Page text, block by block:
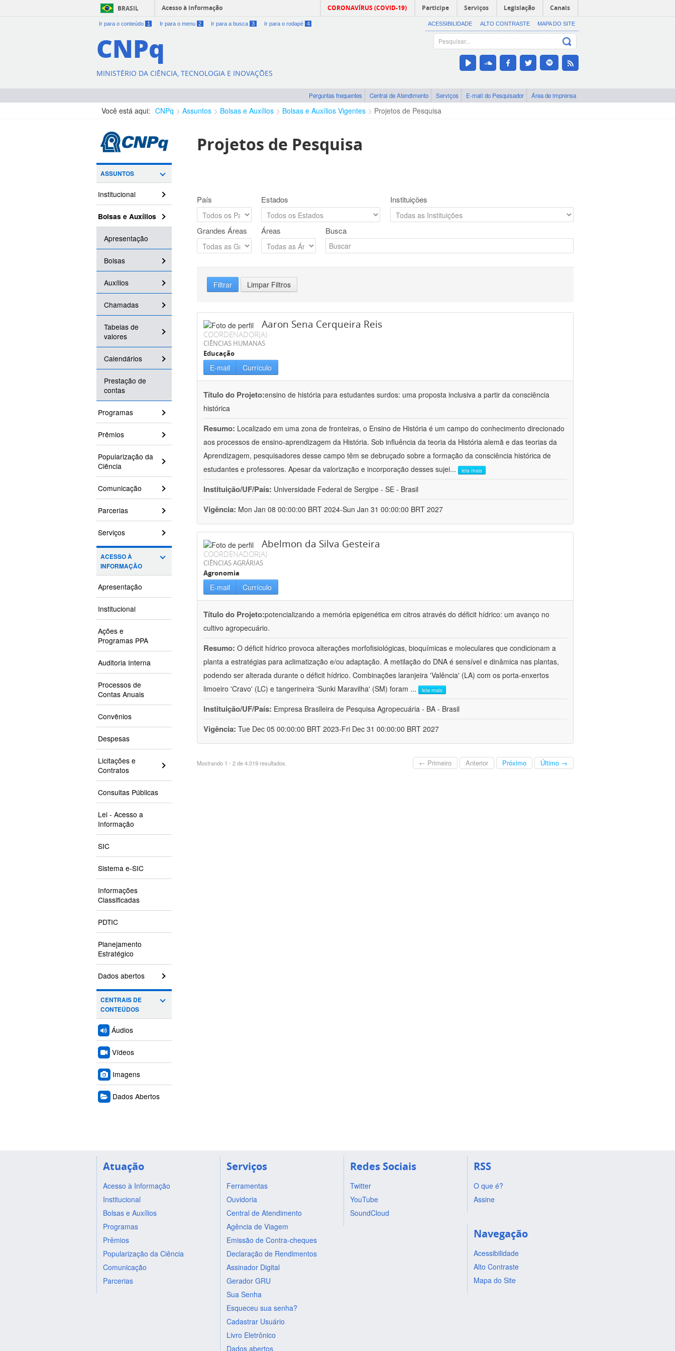
BRASIL Acesso à informação CORONAVÍRUS (COVID-19) Participe Serviços Legislação Canais
Ir para o conteúdo 1 Ir para o menu 2 Ir para a busca 3 Ir para o rodapé 4 ACESSIBILIDADE ALTO CONTRASTE MAPA DO SITE
CNPq
MINISTÉRIO DA CIÊNCIA, TECNOLOGIA E INOVAÇÕES
Perguntas frequentes Central de Atendimento Serviços E-mail do Pesquisador Área de imprensa
Você está aqui: CNPq Assuntos Bolsas e Auxílios Bolsas e Auxílios Vigentes Projetos de Pesquisa
ASSUNTOS
Institucional
Bolsas e Auxílios
Apresentação
Bolsas
Auxílios
Chamadas
Tabelas de
valores
Calendários
Prestação de
contas
Programas
Prêmios
Popularização da
Ciência
Comunicação
Parcerias
Serviços
ACESSO À
INFORMAÇÃO
Apresentação
Institucional
Ações e
Programas PPA
Auditoria Interna
Processos de
Contas Anuais
Convênios
Despesas
Licitações e
Contratos
Consultas Públicas
Lei - Acesso a
Informação
SIC
Sistema e-SIC
Informações
Classificadas
PDTIC
Planejamento
Estratégico
Dados abertos
CENTRAIS DE
CONTEÚDOS
Áudios
Vídeos
Imagens
Dados Abertos
Projetos de Pesquisa
País Estados Instituições
Grandes Áreas Áreas Busca
Filtrar Limpar Filtros
Aaron Sena Cerqueira Reis
COORDENADOR(A)
CIÊNCIAS HUMANAS
Educação
E-mail Currículo
Título do Projeto:ensino de história para estudantes surdos: uma proposta inclusiva a partir da consciência
histórica
Resumo: Localizado em uma zona de fronteiras, o Ensino de História é um campo do conhecimento direcionado
aos processos de ensino-aprendizagem da História. Sob influência da teoria da História alemã e das teorias da
Aprendizagem, pesquisadores desse campo têm se debruçado sobre a formação da consciência histórica de
estudantes e professores. Apesar da valorização e incorporação desses sujei... leia mais
Instituição/UF/País: Universidade Federal de Sergipe - SE - Brasil
Vigência: Mon Jan 08 00:00:00 BRT 2024-Sun Jan 31 00:00:00 BRT 2027
Abelmon da Silva Gesteira
COORDENADOR(A)
CIÊNCIAS AGRÁRIAS
Agronomia
E-mail Currículo
Título do Projeto:potencializando a memória epigenética em citros através do déficit hídrico: um avanço no
cultivo agropecuário.
Resumo: O déficit hídrico provoca alterações morfofisiológicas, bioquímicas e moleculares que condicionam a
planta a estratégias para aclimatização e/ou adaptação. A metilação do DNA é sensível e dinâmica nas plantas,
podendo ser alterada durante o déficit hídrico. Combinações laranjeira 'Valência' (LA) com os porta-enxertos
limoeiro 'Cravo' (LC) e tangerineira 'Sunki Maravilha' (SM) foram ... leia mais
Instituição/UF/País: Empresa Brasileira de Pesquisa Agropecuária - BA - Brasil
Vigência: Tue Dec 05 00:00:00 BRT 2023-Fri Dec 31 00:00:00 BRT 2027
Mostrando 1 - 2 de 4.019 resultados. ← Primeiro Anterior Próximo Último →
Atuação
Acesso à Informação
Institucional
Bolsas e Auxílios
Programas
Prêmios
Popularização da Ciência
Comunicação
Parcerias
Serviços
Ferramentas
Ouvidoria
Central de Atendimento
Agência de Viagem
Emissão de Contra-cheques
Declaração de Rendimentos
Assinador Digital
Gerador GRU
Sua Senha
Esqueceu sua senha?
Cadastrar Usuário
Livro Eletrônico
Dados abertos
Redes Sociais
Twitter
YouTube
SoundCloud
RSS
O que é?
Assine
Navegação
Acessibilidade
Alto Contraste
Mapa do Site